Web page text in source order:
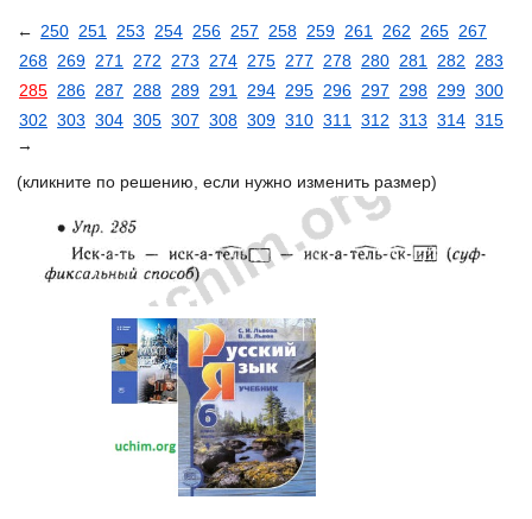
← 250 251 253 254 256 257 258 259 261 262 265 267
268 269 271 272 273 274 275 277 278 280 281 282
283
285 286 287 288 289 291 294 295 296 297 298 299 300
302 303 304 305 307 308 309 310 311 312 313 314 315
→
(кликните по решению, если нужно изменить размер)